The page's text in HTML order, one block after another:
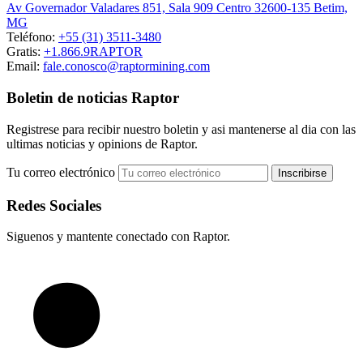
Av Governador Valadares 851, Sala 909 Centro 32600-135 Betim,
MG
Teléfono: +55 (31) 3511-3480
Gratis: +1.866.9RAPTOR
Email: fale.conosco@raptormining.com
Boletin de noticias Raptor
Registrese para recibir nuestro boletin y asi mantenerse al dia con las
ultimas noticias y opinions de Raptor.
Tu correo electrónico
Redes Sociales
Siguenos y mantente conectado con Raptor.